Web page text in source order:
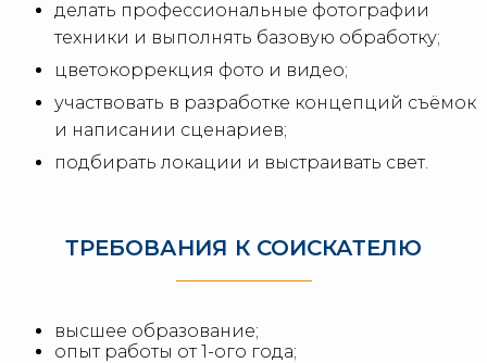
делать профессиональные фотографии
техники и выполнять базовую обработку;
цветокоррекция фото и видео;
участвовать в разработке концепций съёмок
и написании сценариев;
подбирать локации и выстраивать свет.
ТРЕБОВАНИЯ К СОИСКАТЕЛЮ
высшее образование;
опыт работы от 1-ого года;